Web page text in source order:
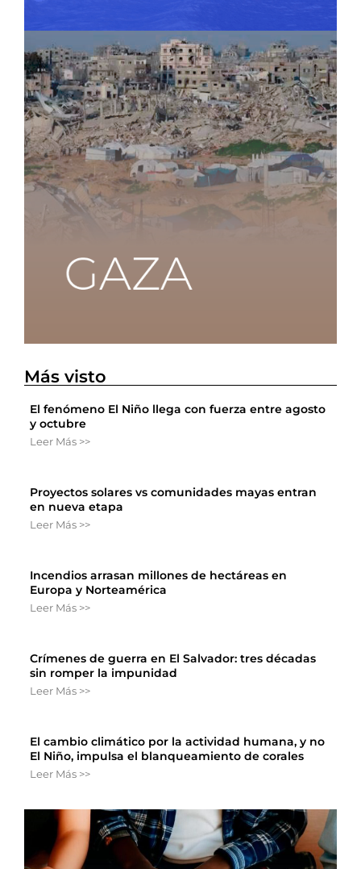
Más visto
El fenómeno El Niño llega con fuerza entre agosto
y octubre
Leer Más >>
Proyectos solares vs comunidades mayas entran
en nueva etapa
Leer Más >>
Incendios arrasan millones de hectáreas en
Europa y Norteamérica
Leer Más >>
Crímenes de guerra en El Salvador: tres décadas
sin romper la impunidad
Leer Más >>
El cambio climático por la actividad humana, y no
El Niño, impulsa el blanqueamiento de corales
Leer Más >>